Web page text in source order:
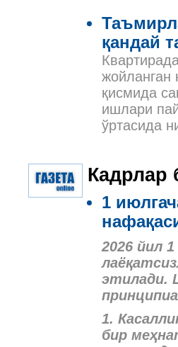
қандай
жойланган
қисмида
ишлари
ўртасида
Кадрлар
1
2026 йил
этилади.
1.
бир